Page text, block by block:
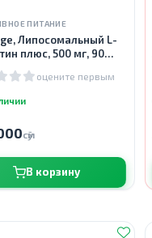
ПИТАНИЕ
Липосомальный L-
плюс, 500 мг, 90
оцените первым
сӯм
В корзину